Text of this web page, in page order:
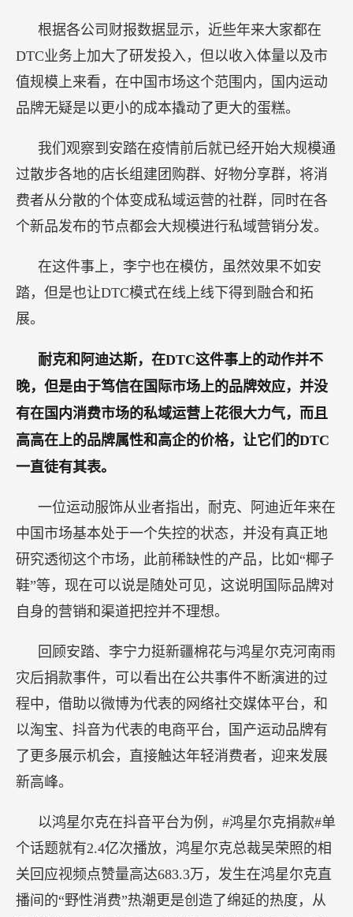
根据各公司财报数据显示，近些年来大家都在
DTC业务上加大了研发投入，但以收入体量以及市
值规模上来看，在中国市场这个范围内，国内运动
品牌无疑是以更小的成本撬动了更大的蛋糕。
我们观察到安踏在疫情前后就已经开始大规模通
过散步各地的店长组建团购群、好物分享群，将消
费者从分散的个体变成私域运营的社群，同时在各
个新品发布的节点都会大规模进行私域营销分发。
在这件事上，李宁也在模仿，虽然效果不如安
踏，但是也让DTC模式在线上线下得到融合和拓
展。
耐克和阿迪达斯，在DTC这件事上的动作并不
晚，但是由于笃信在国际市场上的品牌效应，并没
有在国内消费市场的私域运营上花很大力气，而且
高高在上的品牌属性和高企的价格，让它们的DTC
一直徒有其表。
一位运动服饰从业者指出，耐克、阿迪近年来在
中国市场基本处于一个失控的状态，并没有真正地
研究透彻这个市场，此前稀缺性的产品，比如“椰子
鞋”等，现在可以说是随处可见，这说明国际品牌对
自身的营销和渠道把控并不理想。
回顾安踏、李宁力挺新疆棉花与鸿星尔克河南雨
灾后捐款事件，可以看出在公共事件不断演进的过
程中，借助以微博为代表的网络社交媒体平台，和
以淘宝、抖音为代表的电商平台，国产运动品牌有
了更多展示机会，直接触达年轻消费者，迎来发展
新高峰。
以鸿星尔克在抖音平台为例，#鸿星尔克捐款#单
个话题就有2.4亿次播放，鸿星尔克总裁吴荣照的相
关回应视频点赞量高达683.3万，发生在鸿星尔克直
播间的“野性消费”热潮更是创造了绵延的热度，从